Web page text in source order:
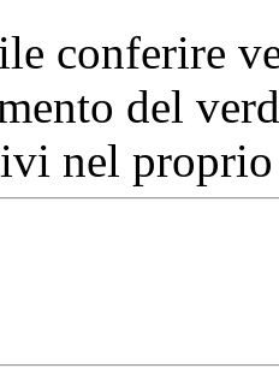
conferire
del
nel